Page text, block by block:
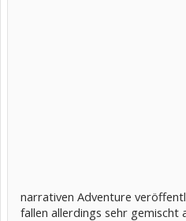
narrativen Adventure
fallen allerdings sehr gemischt